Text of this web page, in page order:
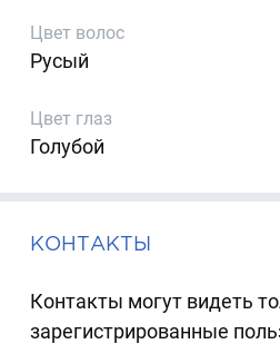
Цвет волос
Русый
Цвет глаз
Голубой
КОНТАКТЫ
Контакты могут видеть
зарегистрированные